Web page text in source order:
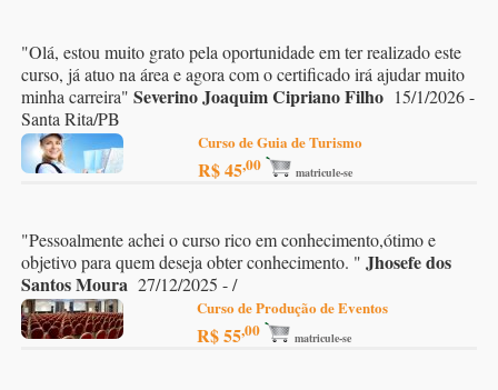
"Olá, estou muito grato pela oportunidade em ter realizado este
curso, já atuo na área e agora com o certificado irá ajudar muito
minha carreira" Severino Joaquim Cipriano Filho 15/1/2026 -
Santa Rita/PB
Curso de Guia de Turismo
R$ 45,00 matricule-se
"Pessoalmente achei o curso rico em conhecimento,ótimo e
objetivo para quem deseja obter conhecimento. " Jhosefe dos
Santos Moura 27/12/2025 - /
Curso de Produção de Eventos
R$ 55,00 matricule-se